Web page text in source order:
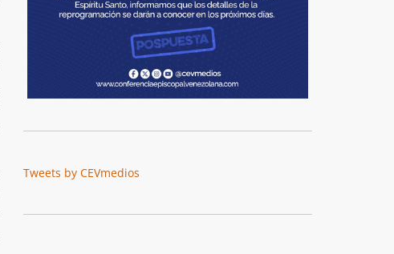
Tweets by CEVmedios